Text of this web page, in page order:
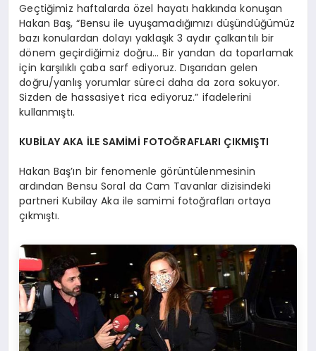
Geçtiğimiz haftalarda özel hayatı hakkında konuşan
Hakan Baş, “Bensu ile uyuşamadığımızı düşündüğümüz
bazı konulardan dolayı yaklaşık 3 aydır çalkantılı bir
dönem geçirdiğimiz doğru… Bir yandan da toparlamak
için karşılıklı çaba sarf ediyoruz. Dışarıdan gelen
doğru/yanlış yorumlar süreci daha da zora sokuyor.
Sizden de hassasiyet rica ediyoruz.” ifadelerini
kullanmıştı.
KUBİLAY AKA İLE SAMİMİ FOTOĞRAFLARI ÇIKMIŞTI
Hakan Baş’ın bir fenomenle görüntülenmesinin
ardından Bensu Soral da Cam Tavanlar dizisindeki
partneri Kubilay Aka ile samimi fotoğrafları ortaya
çıkmıştı.